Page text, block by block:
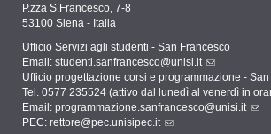
P.zza S.Francesco, 7-8
53100 Siena - Italia
Ufficio Servizi agli studenti - San Francesco
Email: studenti.sanfrancesco@unisi.it
Ufficio progettazione corsi e programmazione -
Tel. 0577 235524 (attivo dal lunedì al venerdì in
Email: programmazione.sanfrancesco@unisi.it
PEC: rettore@pec.unisipec.it